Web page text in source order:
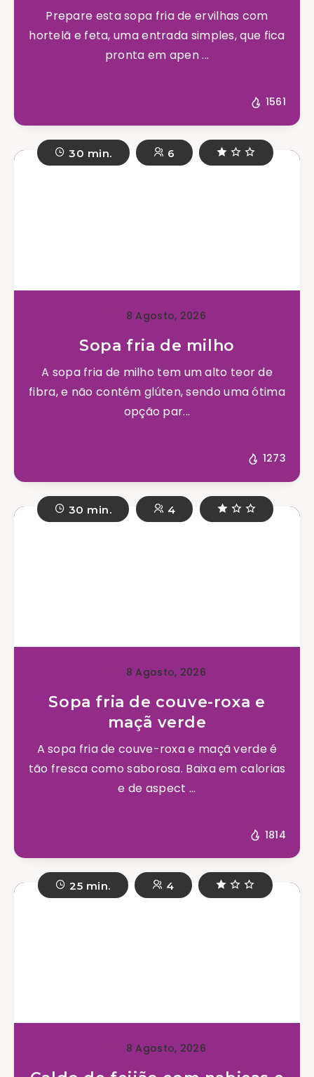
Prepare esta sopa fria de ervilhas com
hortelã e feta, uma entrada simples, que fica
pronta em apen ...
1561
30 min. 6
8 Agosto, 2026
Sopa fria de milho
A sopa fria de milho tem um alto teor de
fibra, e não contém glúten, sendo uma ótima
opção par...
1273
30 min. 4
8 Agosto, 2026
Sopa fria de couve-roxa e
maçã verde
A sopa fria de couve-roxa e maçã verde é
tão fresca como saborosa. Baixa em calorias
e de aspect ...
1814
25 min. 4
8 Agosto, 2026